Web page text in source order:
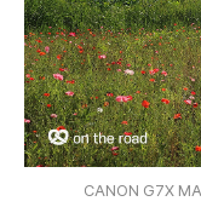
CANON G7X